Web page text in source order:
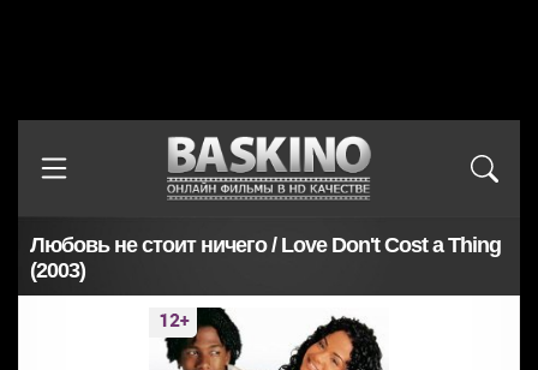
Любовь не стоит ничего / Love Don't Cost a Thing
(2003)